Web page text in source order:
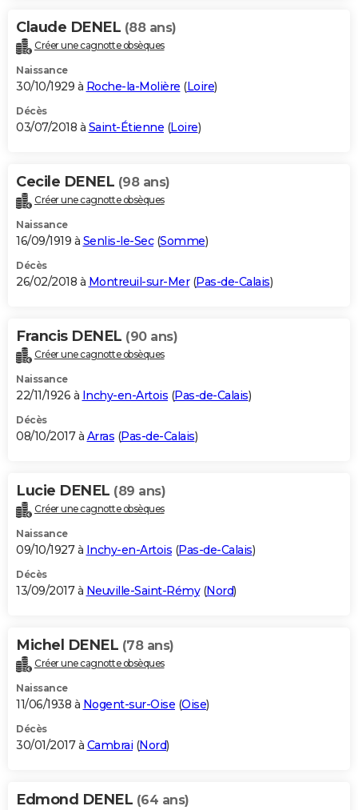
Claude DENEL (88 ans)
Créer une cagnotte obsèques
Naissance
30/10/1929 à Roche-la-Molière (Loire)
Décès
03/07/2018 à Saint-Étienne (Loire)
Cecile DENEL (98 ans)
Créer une cagnotte obsèques
Naissance
16/09/1919 à Senlis-le-Sec(Somme)
Décès
26/02/2018 à Montreuil-sur-Mer(Pas-de-Calais)
Francis DENEL (90 ans)
Créer une cagnotte obsèques
Naissance
22/11/1926 à Inchy-en-Artois (Pas-de-Calais)
Décès
08/10/2017 à Arras (Pas-de-Calais)
Lucie DENEL (89 ans)
Créer une cagnotte obsèques
Naissance
09/10/1927 à Inchy-en-Artois (Pas-de-Calais)
Décès
13/09/2017 à Neuville-Saint-Rémy(Nord)
Michel DENEL (78 ans)
Créer une cagnotte obsèques
Naissance
11/06/1938 à Nogent-sur-Oise (Oise)
Décès
30/01/2017 à Cambrai (Nord)
Edmond DENEL (64 ans)